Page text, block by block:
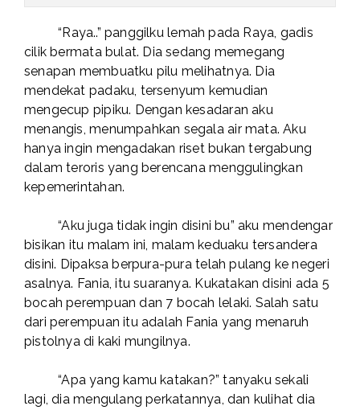
“Raya..” panggilku lemah pada Raya, gadis
cilik bermata bulat. Dia sedang memegang
senapan membuatku pilu melihatnya. Dia
mendekat padaku, tersenyum kemudian
mengecup pipiku. Dengan kesadaran aku
menangis, menumpahkan segala air mata. Aku
hanya ingin mengadakan riset bukan tergabung
dalam teroris yang berencana menggulingkan
kepemerintahan.
“Aku juga tidak ingin disini bu” aku mendengar
bisikan itu malam ini, malam keduaku tersandera
disini. Dipaksa berpura-pura telah pulang ke negeri
asalnya. Fania, itu suaranya. Kukatakan disini ada 5
bocah perempuan dan 7 bocah lelaki. Salah satu
dari perempuan itu adalah Fania yang menaruh
pistolnya di kaki mungilnya.
“Apa yang kamu katakan?” tanyaku sekali
lagi, dia mengulang perkatannya, dan kulihat dia